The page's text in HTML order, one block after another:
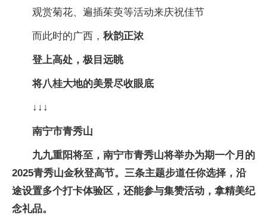
观赏菊花、遍插茱萸等活动来庆祝佳节
而此时的广西， 秋韵正浓
登上高处，极目远眺
将八桂大地的美景尽收眼底
↓↓↓
南宁市青秀山
九九重阳将至，南宁市青秀山将举办为期一个月的
2025青秀山金秋登高节。三条主题步道任你选择，沿
途设置多个打卡体验区，还能参与集赞活动，拿精美纪
念礼品。